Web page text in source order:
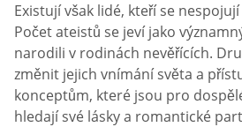
Existují však lidé, kteří se
Počet ateistů se jeví jako
narodili v rodinách nevěřících.
změnit jejich vnímání světa a
konceptům, které jsou pro
hledají své lásky a romantické